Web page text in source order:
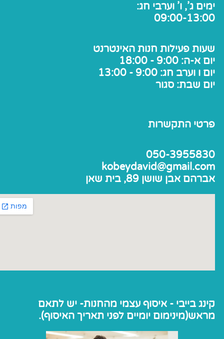
ימים ג', ו' וערבי חג:
09:00-13:00
שעות פעילות חנות האינטרנט
יום א-ה: 9:00 - 18:00
יום ו וערב חג: 9:00 - 13:00
יום שבת: סגור
פרטי התקשרות
050-3955830
kobeydavid@gmail.com
אברהם אבן שושן 89, בית שאן
קינג בייבי - איסוף עצמי מהחנות- יש לתאם
מראש(מינימום יומיים לפני תאריך האיסוף).